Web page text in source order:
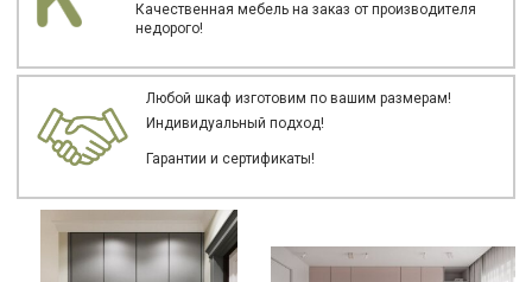
Качественная мебель на заказ от производителя
недорого!
Любой шкаф изготовим по вашим размерам!
Индивидуальный подход!
Гарантии и сертификаты!